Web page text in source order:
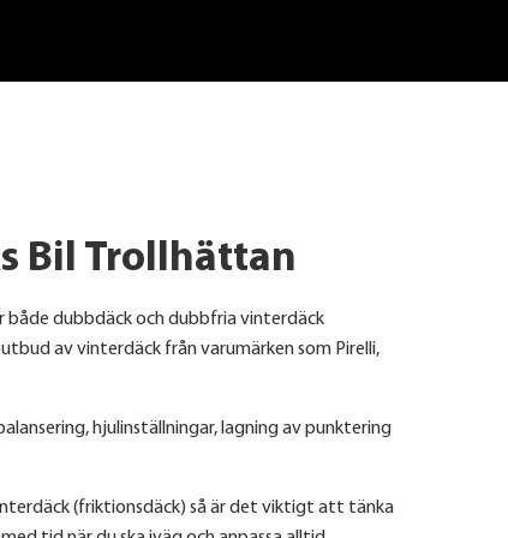
Bil Trollhättan
både dubbdäck och dubbfria vinterdäck
av vinterdäck från varumärken som Pirelli,
hjulinställningar, lagning av punktering
(friktionsdäck) så är det viktigt att tänka